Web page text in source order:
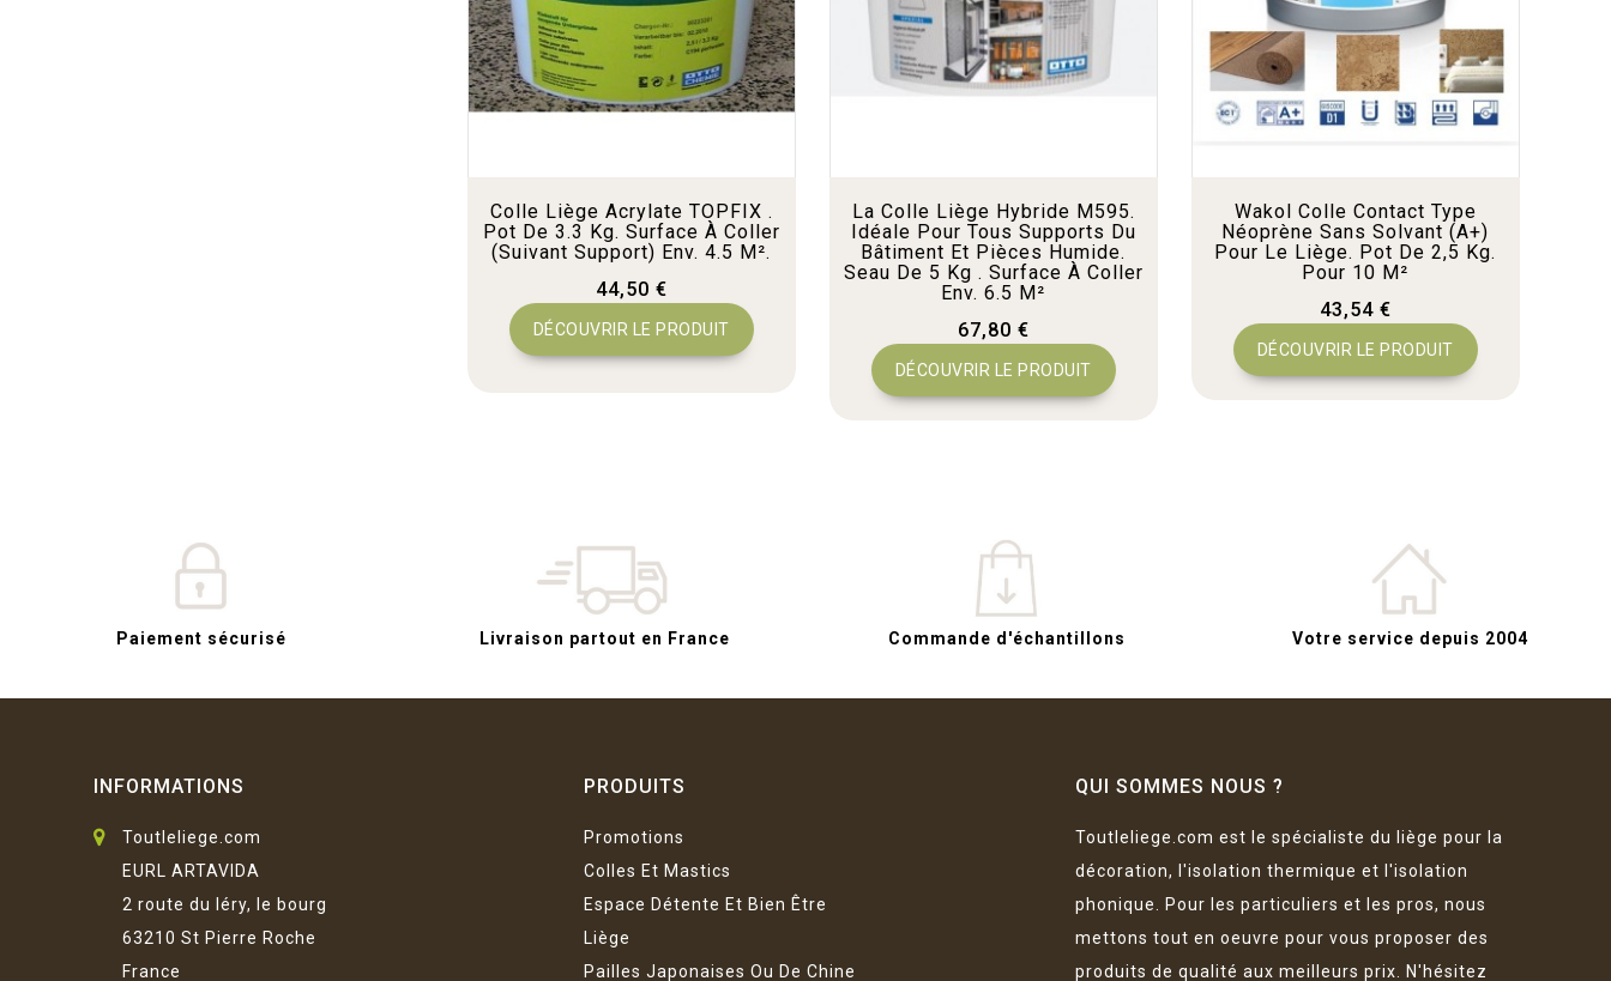
Colle Liège Acrylate TOPFIX .
Pot De 3.3 Kg. Surface À Coller
(suivant Support) Env. 4.5 M².
44,50 €
DÉCOUVRIR LE PRODUIT
La Colle Liège Hybride M595.
Idéale Pour Tous Supports Du
Bâtiment Et Pièces Humide.
Seau De 5 Kg . Surface À Coller
Env. 6.5 M²
67,80 €
DÉCOUVRIR LE PRODUIT
Wakol Colle Contact Type
Néoprène Sans Solvant (A+)
Pour Le Liège. Pot De 2,5 Kg.
Pour 10 M²
43,54 €
DÉCOUVRIR LE PRODUIT
Paiement sécurisé Livraison partout en France Commande d'échantillons Votre service depuis 2004
INFORMATIONS
Toutleliege.com
EURL ARTAVIDA
2 route du léry, le bourg
63210 St Pierre Roche
France
PRODUITS
Promotions
Colles Et Mastics
Espace Détente Et Bien Être
Liège
Pailles Japonaises Ou De Chine
QUI SOMMES NOUS ?
Toutleliege.com est le spécialiste du liège pour la
décoration, l'isolation thermique et l'isolation
phonique. Pour les particuliers et les pros, nous
mettons tout en oeuvre pour vous proposer des
produits de qualité aux meilleurs prix. N'hésitez